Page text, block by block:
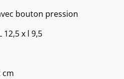
bouton pression
x l 9,5
cm